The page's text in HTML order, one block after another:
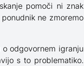
pomoči ni znak
ne zmoremo
odgovornem igranju
s to problematiko.